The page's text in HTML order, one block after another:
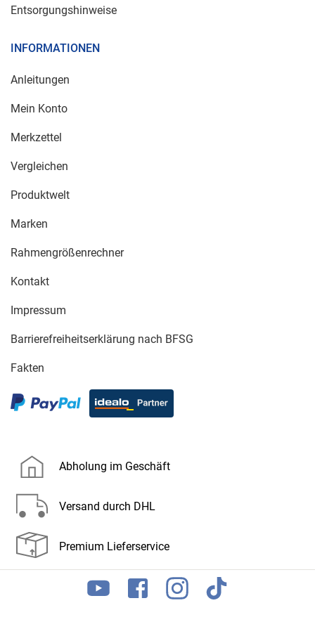
Entsorgungshinweise
INFORMATIONEN
Anleitungen
Mein Konto
Merkzettel
Vergleichen
Produktwelt
Marken
Rahmengrößenrechner
Kontakt
Impressum
Barrierefreiheitserklärung nach BFSG
Fakten
Abholung im Geschäft
Versand durch DHL
Premium Lieferservice